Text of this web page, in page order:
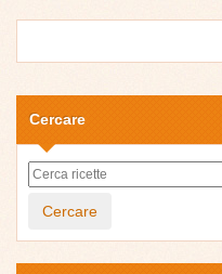
Cercare
Cercare